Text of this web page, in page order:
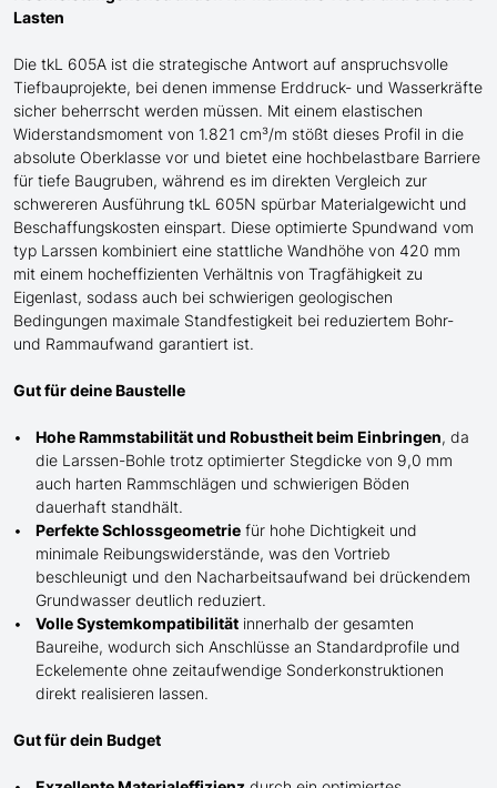
Lasten
Die tkL 605A ist die strategische Antwort auf anspruchsvolle
Tiefbauprojekte, bei denen immense Erddruck- und Wasserkräfte
sicher beherrscht werden müssen. Mit einem elastischen
Widerstandsmoment von 1.821 cm³/m stößt dieses Profil in die
absolute Oberklasse vor und bietet eine hochbelastbare Barriere
für tiefe Baugruben, während es im direkten Vergleich zur
schwereren Ausführung tkL 605N spürbar Materialgewicht und
Beschaffungskosten einspart. Diese optimierte Spundwand vom
typ Larssen kombiniert eine stattliche Wandhöhe von 420 mm
mit einem hocheffizienten Verhältnis von Tragfähigkeit zu
Eigenlast, sodass auch bei schwierigen geologischen
Bedingungen maximale Standfestigkeit bei reduziertem Bohr-
und Rammaufwand garantiert ist.
Gut für deine Baustelle
Hohe Rammstabilität und Robustheit beim Einbringen, da
die Larssen-Bohle trotz optimierter Stegdicke von 9,0 mm
auch harten Rammschlägen und schwierigen Böden
dauerhaft standhält.
Perfekte Schlossgeometrie für hohe Dichtigkeit und
minimale Reibungswiderstände, was den Vortrieb
beschleunigt und den Nacharbeitsaufwand bei drückendem
Grundwasser deutlich reduziert.
Volle Systemkompatibilität innerhalb der gesamten
Baureihe, wodurch sich Anschlüsse an Standardprofile und
Eckelemente ohne zeitaufwendige Sonderkonstruktionen
direkt realisieren lassen.
Gut für dein Budget